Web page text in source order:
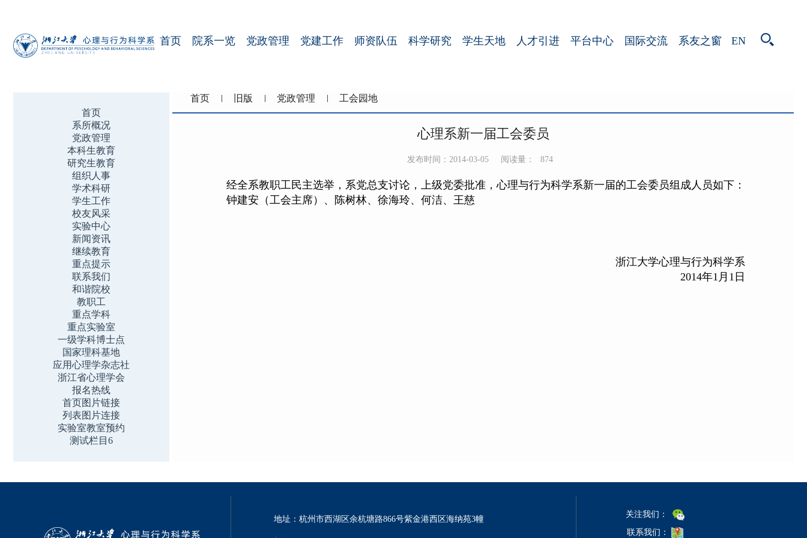
首页 院系一览 党政管理 党建工作 师资队伍 科学研究 学生天地 人才引进 平台中心 国际交流 系友之窗 EN
首页
系所概况
党政管理
本科生教育
研究生教育
组织人事
学术科研
学生工作
校友风采
实验中心
新闻资讯
继续教育
重点提示
联系我们
和谐院校
教职工
重点学科
重点实验室
一级学科博士点
国家理科基地
应用心理学杂志社
浙江省心理学会
报名热线
首页图片链接
列表图片连接
实验室教室预约
测试栏目6
首页 旧版 党政管理 工会园地
心理系新一届工会委员
发布时间：2014-03-05 阅读量： 874
经全系教职工民主选举，系党总支讨论，上级党委批准，心理与行为科学系新一届的工会委员组成人员如下：
钟建安（工会主席）、陈树林、徐海玲、何洁、王慈
浙江大学心理与行为科学系
2014年1月1日
地址：杭州市西湖区余杭塘路866号紫金港西区海纳苑3幢
关注我们：
联系我们：